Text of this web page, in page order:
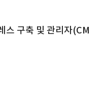
스 구축 및 관리자(CM